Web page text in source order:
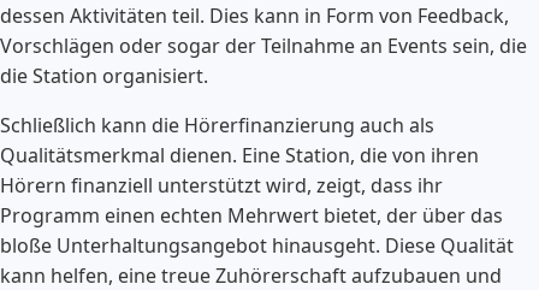
dessen Aktivitäten teil. Dies kann in Form von Feedback,
Vorschlägen oder sogar der Teilnahme an Events sein, die
die Station organisiert.
Schließlich kann die Hörerfinanzierung auch als
Qualitätsmerkmal dienen. Eine Station, die von ihren
Hörern finanziell unterstützt wird, zeigt, dass ihr
Programm einen echten Mehrwert bietet, der über das
bloße Unterhaltungsangebot hinausgeht. Diese Qualität
kann helfen, eine treue Zuhörerschaft aufzubauen und